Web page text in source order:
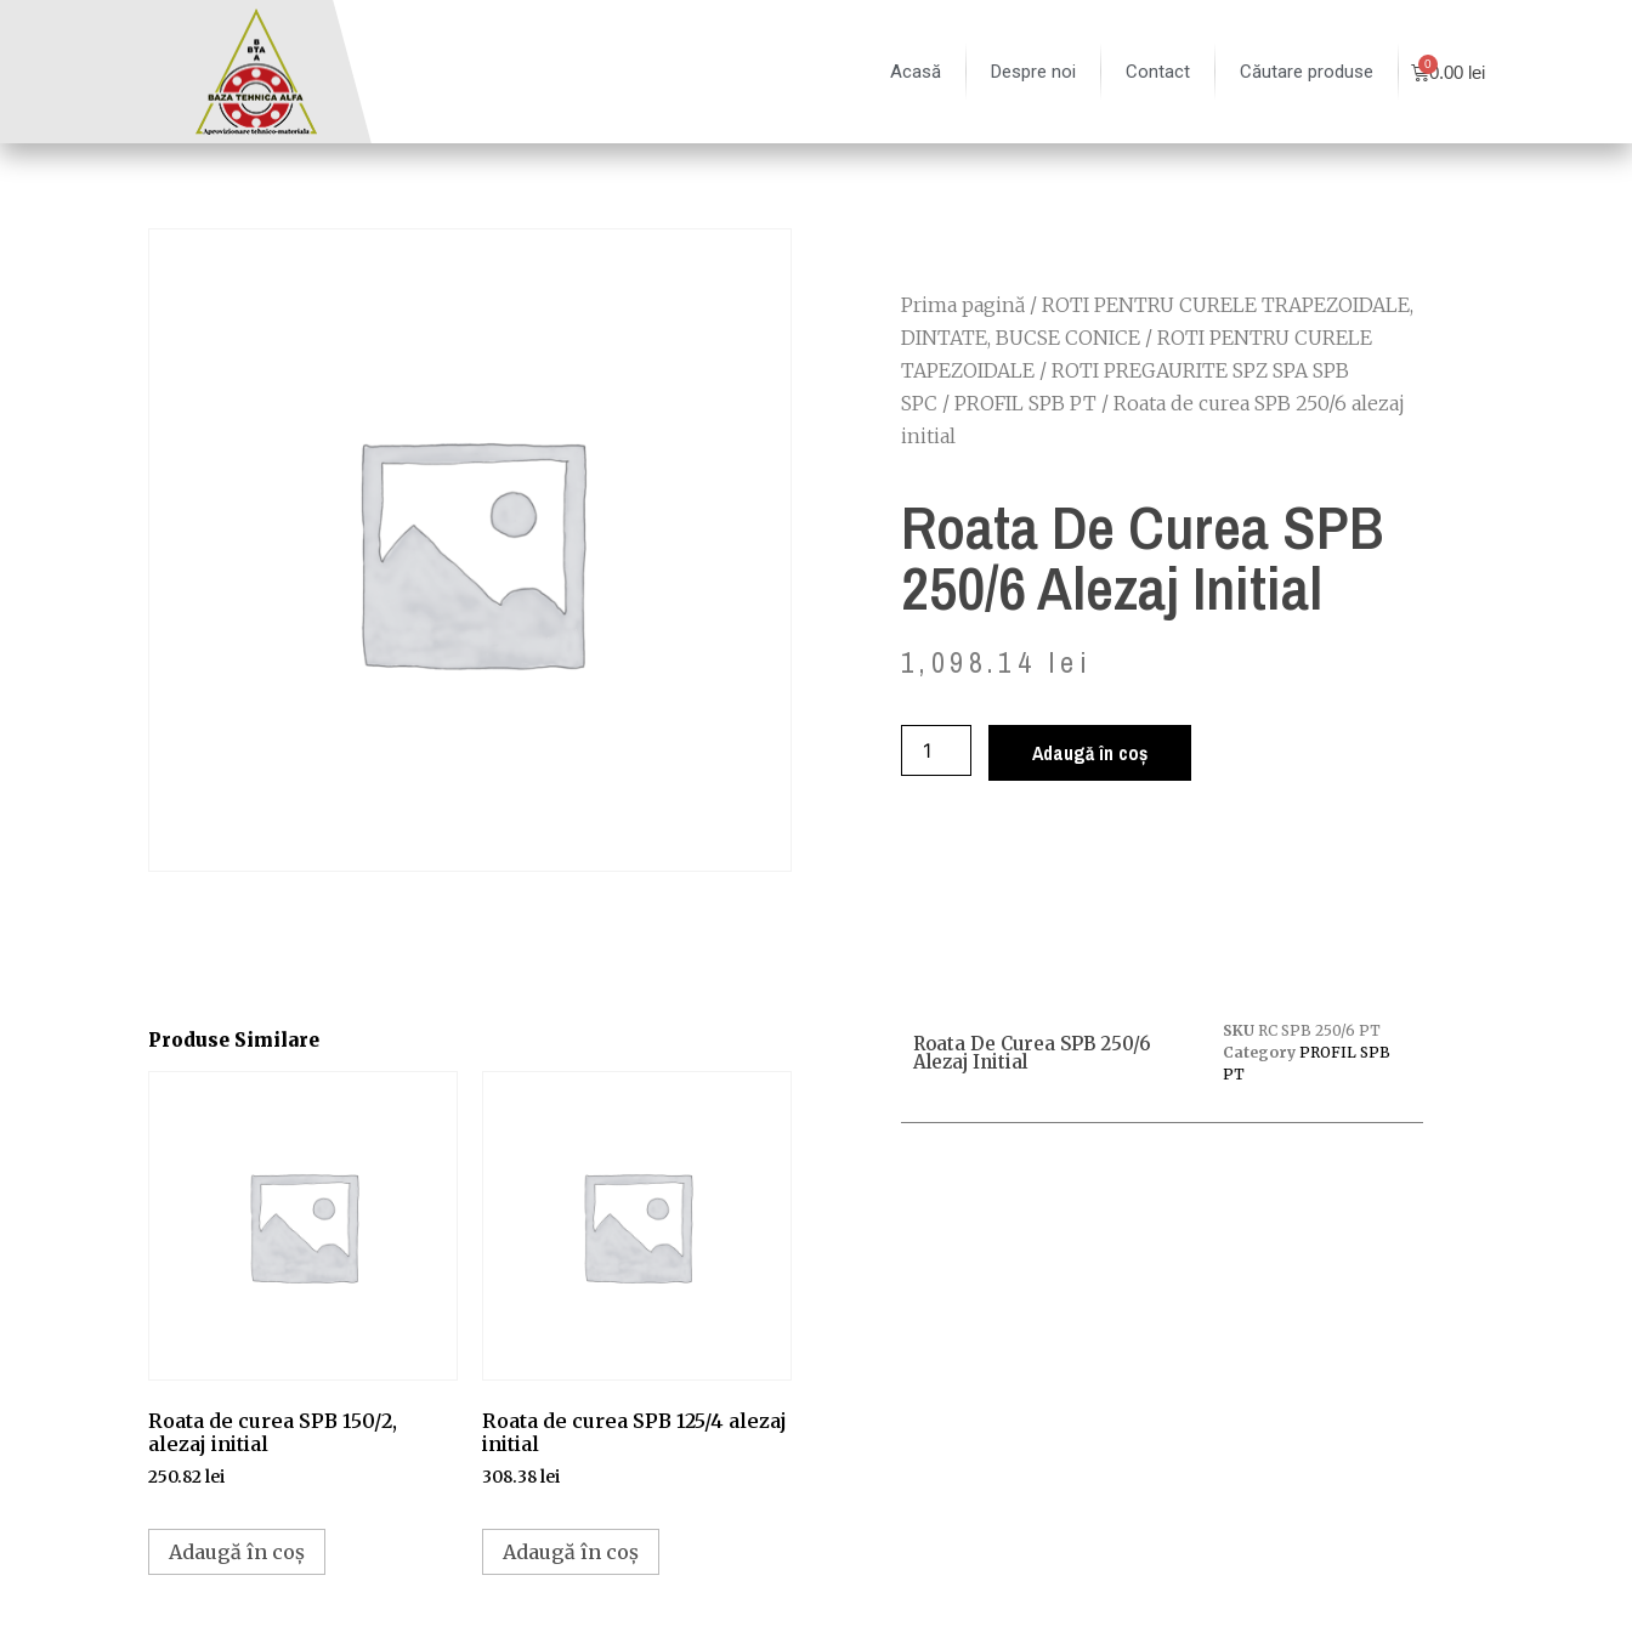
Acasă Despre noi Contact Căutare produse 0.00 lei
Prima pagină / ROTI PENTRU CURELE TRAPEZOIDALE,
DINTATE, BUCSE CONICE / ROTI PENTRU CURELE
TAPEZOIDALE / ROTI PREGAURITE SPZ SPA SPB
SPC / PROFIL SPB PT / Roata de curea SPB 250/6 alezaj
initial
Roata De Curea SPB
250/6 Alezaj Initial
1,098.14 lei
Adaugă în coș
Produse Similare
Roata de curea SPB 150/2,
alezaj initial
250.82lei
Adaugă în coș
Roata de curea SPB 125/4 alezaj
initial
308.38lei
Adaugă în coș
Roata De Curea SPB 250/6
Alezaj Initial
SKU RC SPB 250/6 PT
Category PROFIL SPB
PT